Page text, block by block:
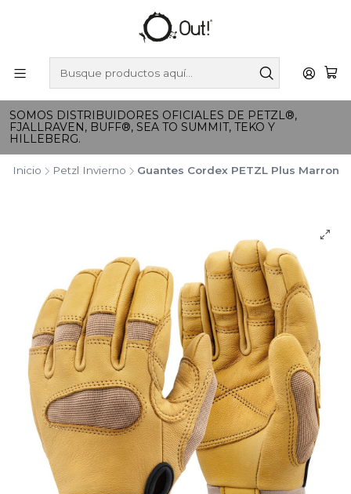
SOMOS DISTRIBUIDORES OFICIALES DE PETZL®,
FJALLRAVEN, BUFF®, SEA TO SUMMIT, TEKO Y
HILLEBERG.
Inicio Petzl Invierno Guantes Cordex PETZL Plus Marron